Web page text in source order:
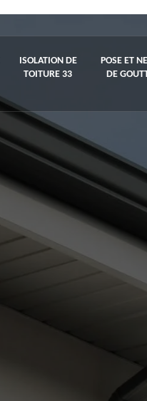
ISOLATION DE
TOITURE 33
POSE ET
DE